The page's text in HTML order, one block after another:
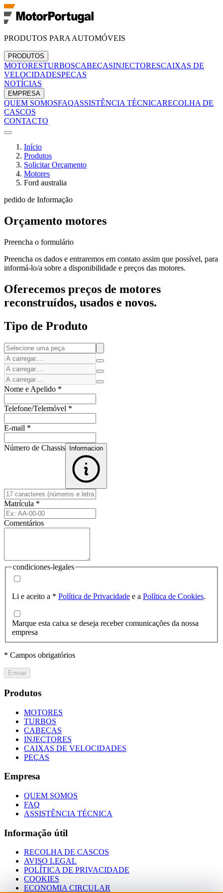
PRODUTOS PARA AUTOMÓVEIS
PRODUTOS
MOTORESTURBOSCABEÇASINJECTORESCAIXAS DE
VELOCIDADESPEÇAS
NOTÍCIAS
EMPRESA
QUEM SOMOSFAQASSISTÊNCIA TÉCNICARECOLHA DE
CASCOS
CONTACTO
Início
Produtos
Solicitar Orçamento
Motores
Ford australia
pedido de Informação
Orçamento motores
Preencha o formulário
Preencha os dados e entraremos em contato assim que possível, para
informá-lo/a sobre a disponibilidade e preços das motores.
Oferecemos preços de motores
reconstruídos, usados e novos.
Tipo de Produto
Nome e Apelido *
Telefone/Telemóvel *
E-mail *
Número de Chassis Informacion
Matrícula *
Comentários
condiciones-legales
Li e aceito a * Política de Privacidade e a Política de Cookies.
Marque esta caixa se deseja receber comunicações da nossa
empresa
* Campos obrigatórios
Enviar
Produtos
MOTORES
TURBOS
CABEÇAS
INJECTORES
CAIXAS DE VELOCIDADES
PEÇAS
Empresa
QUEM SOMOS
FAQ
ASSISTÊNCIA TÉCNICA
Informação útil
RECOLHA DE CASCOS
AVISO LEGAL
POLÍTICA DE PRIVACIDADE
COOKIES
ECONOMIA CIRCULAR